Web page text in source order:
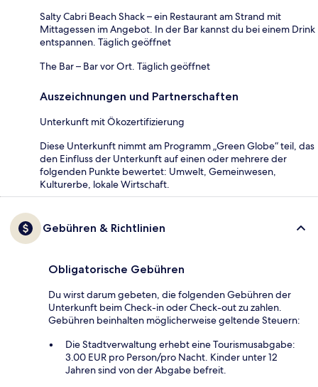
Salty Cabri Beach Shack – ein Restaurant am Strand mit
Mittagessen im Angebot. In der Bar kannst du bei einem Drink
entspannen. Täglich geöffnet
The Bar – Bar vor Ort. Täglich geöffnet
Auszeichnungen und Partnerschaften
Unterkunft mit Ökozertifizierung
Diese Unterkunft nimmt am Programm „Green Globe“ teil, das
den Einfluss der Unterkunft auf einen oder mehrere der
folgenden Punkte bewertet: Umwelt, Gemeinwesen,
Kulturerbe, lokale Wirtschaft.
Gebühren & Richtlinien
Obligatorische Gebühren
Du wirst darum gebeten, die folgenden Gebühren der
Unterkunft beim Check-in oder Check-out zu zahlen.
Gebühren beinhalten möglicherweise geltende Steuern:
Die Stadtverwaltung erhebt eine Tourismusabgabe:
3.00 EUR pro Person/pro Nacht. Kinder unter 12
Jahren sind von der Abgabe befreit.